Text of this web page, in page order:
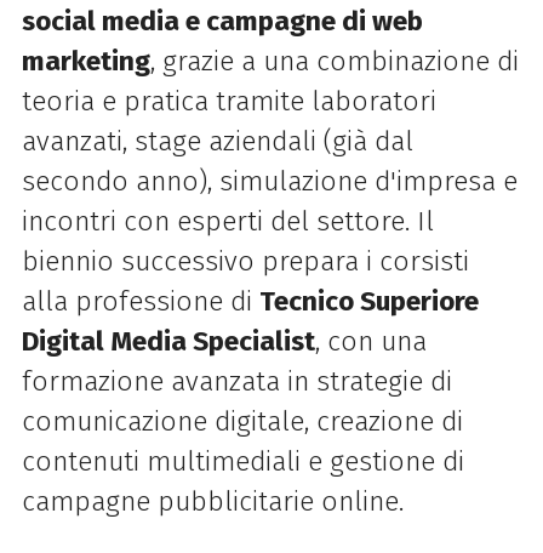
social media e campagne di web
marketing, grazie a una combinazione di
teoria e pratica tramite laboratori
avanzati, stage aziendali (già dal
secondo anno), simulazione d'impresa e
incontri con esperti del settore. Il
biennio successivo prepara i corsisti
alla professione di Tecnico Superiore
Digital Media Specialist, con una
formazione avanzata in strategie di
comunicazione digitale, creazione di
contenuti multimediali e gestione di
campagne pubblicitarie online.